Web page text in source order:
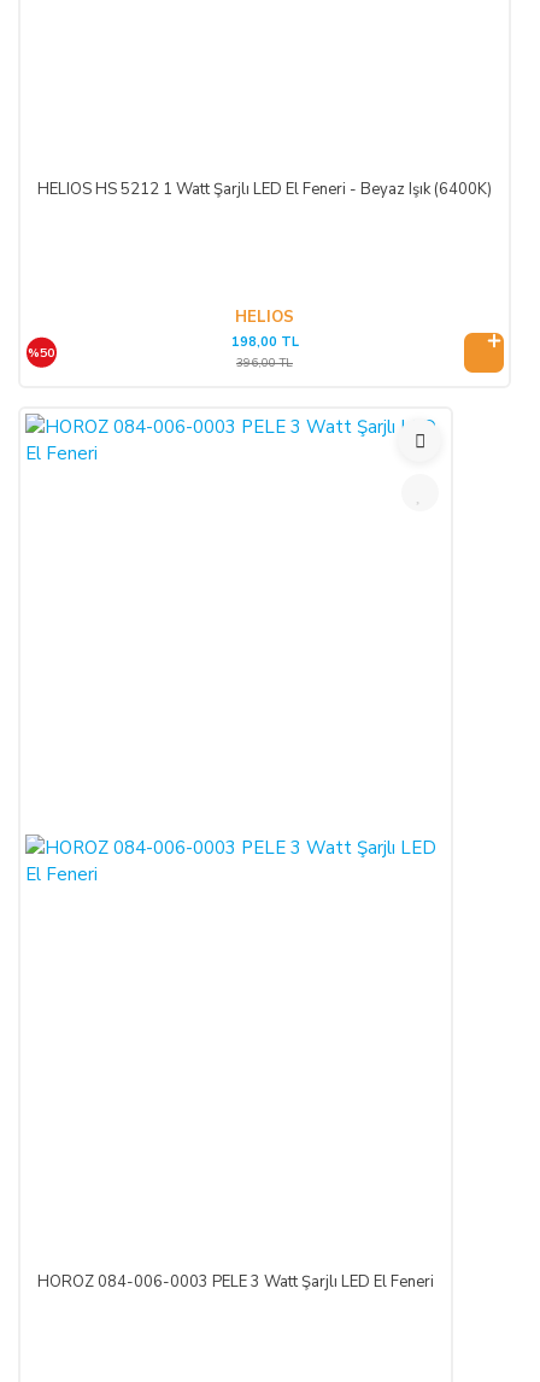
HELIOS HS 5212 1 Watt Şarjlı LED El Feneri - Beyaz Işık (6400K)
HELIOS
%50
198,00 TL
396,00 TL
HOROZ 084-006-0003 PELE 3 Watt Şarjlı LED El Feneri